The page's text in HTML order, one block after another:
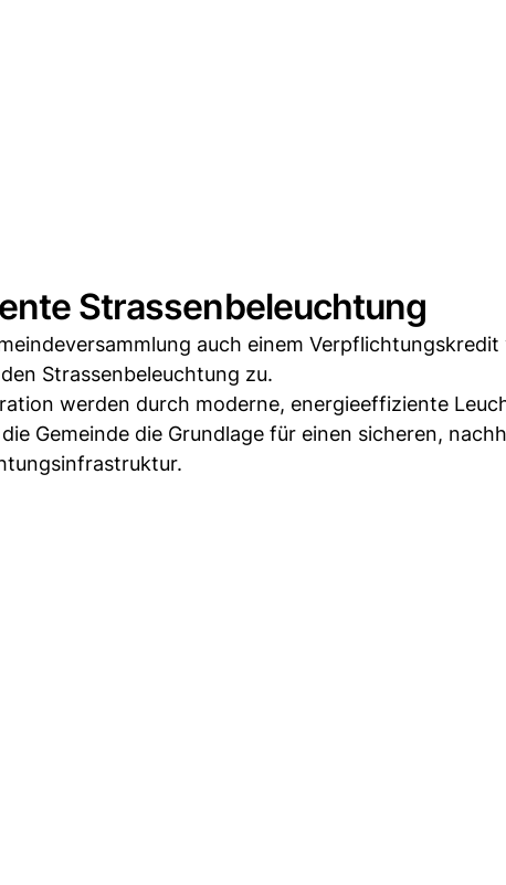
Strassenbeleuchtung
auch einem Verpflichtungskredit
Strassenbeleuchtung zu.
werden durch moderne, energieeffiziente
Gemeinde die Grundlage für einen sicheren,